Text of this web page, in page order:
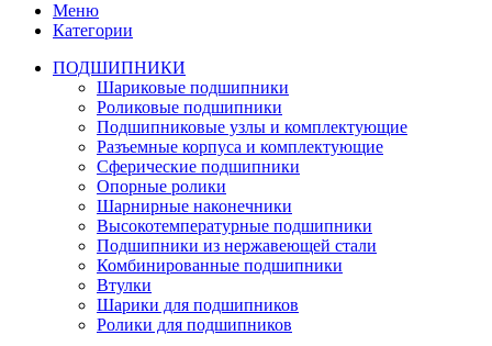
Меню
Категории
ПОДШИПНИКИ
Шариковые подшипники
Роликовые подшипники
Подшипниковые узлы и комплектующие
Разъемные корпуса и комплектующие
Сферические подшипники
Опорные ролики
Шарнирные наконечники
Высокотемпературные подшипники
Подшипники из нержавеющей стали
Комбинированные подшипники
Втулки
Шарики для подшипников
Ролики для подшипников